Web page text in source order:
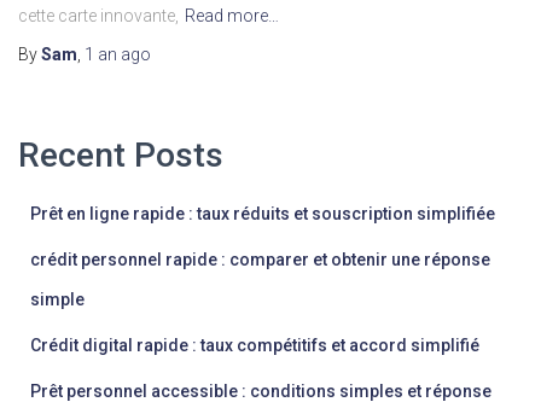
cette carte innovante, Read more…
BySam 1 an ago
Recent Posts
Prêt en ligne rapide : taux réduits et souscription simplifiée
crédit personnel rapide : comparer et obtenir une réponse
simple
Crédit digital rapide : taux compétitifs et accord simplifié
Prêt personnel accessible : conditions simples et réponse